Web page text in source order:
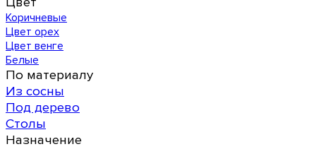
Коричневые
Цвет орех
Цвет венге
Белые
По материалу
Из сосны
Под дерево
Столы
Назначение